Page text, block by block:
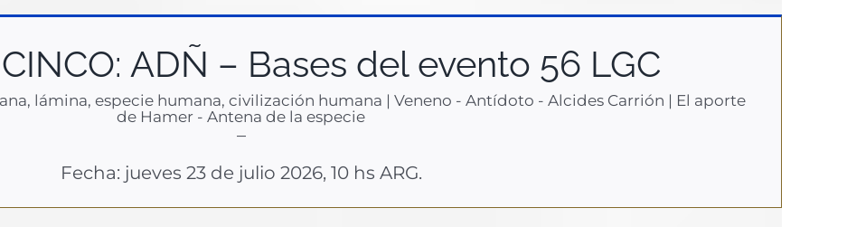
ADÑ – Bases del evento 56 LGC
lámina, especie humana, civilización humana | Veneno - Antídoto - Alcides Carrión | El aporte
de Hamer - Antena de la especie
–
Fecha: jueves 23 de julio 2026, 10 hs ARG.